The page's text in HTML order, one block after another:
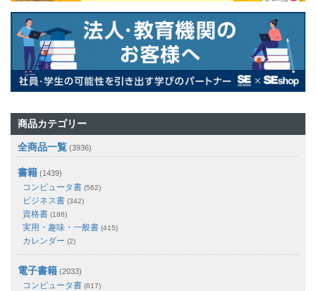
商品カテゴリー
全商品一覧 (3936)
書籍 (1439)
コンピュータ書 (562)
ビジネス書 (342)
資格書 (186)
実用・趣味・一般書 (415)
カレンダー (2)
電子書籍 (2033)
コンピュータ書 (817)